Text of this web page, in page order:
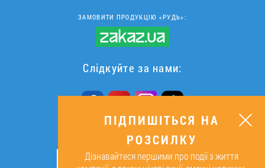
ЗАМОВИТИ ПРОДУКЦІЮ «РУДЬ»:
Слідкуйте за нами:
ПІДПИШІТЬСЯ НА РОЗСИЛКУ
ОК
ПІДПИШІТЬСЯ НА
РОЗСИЛКУ
Дізнавайтеся першими про події з життя